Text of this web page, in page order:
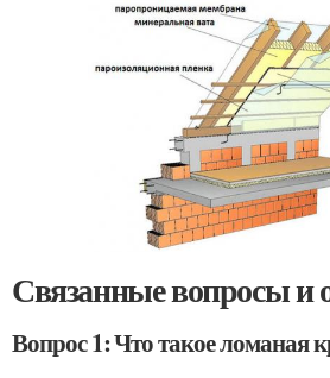
Связанные вопросы и
Вопрос 1: Что такое ломаная